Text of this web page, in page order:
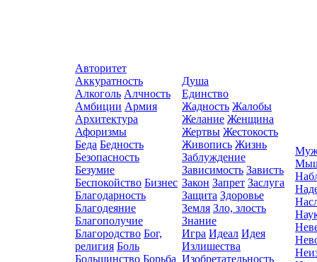
Авторитет
Аккуратность
Алкоголь Алчность
Амбиции Армия
Архитектура
Афоризмы
Беда Бедность
Безопасность
Безумие
Беспокойство Бизнес
Благодарность
Благодеяние
Благополучие
Благородство Бог,
религия Боль
Большинство Борьба
Душа
Единство
Жадность Жалобы
Желание Женщина
Жертвы Жестокость
Живопись Жизнь
Заблуждение
Зависимость Зависть
Закон Запрет Заслуга
Защита Здоровье
Земля Зло, злость
Знание
Игра Идеал Идея
Излишества
Изобретательность